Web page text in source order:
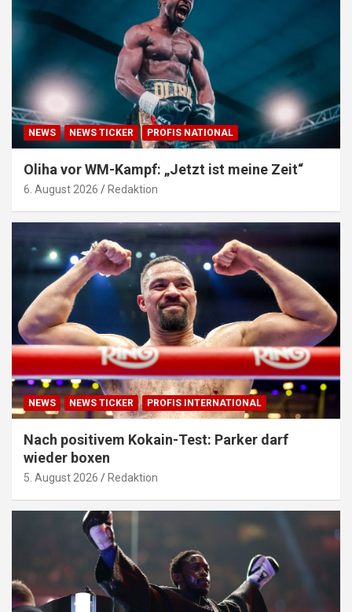
NEWS NEWS TICKER PROFIS NATIONAL
Oliha vor WM-Kampf: „Jetzt ist meine Zeit“
6. August 2026 Redaktion
NEWS NEWS TICKER PROFIS INTERNATIONAL
Nach positivem Kokain-Test: Parker darf
wieder boxen
5. August 2026 Redaktion